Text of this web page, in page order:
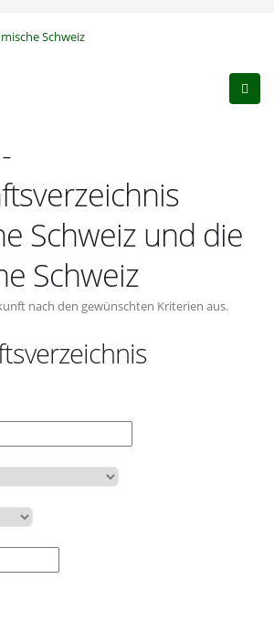
Schweiz und die
Schweiz
nach den gewünschten Kriterien aus.